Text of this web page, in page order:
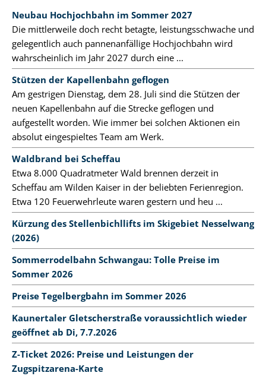
Neubau Hochjochbahn im Sommer 2027
Die mittlerweile doch recht betagte, leistungsschwache und
gelegentlich auch pannenanfällige Hochjochbahn wird
wahrscheinlich im Jahr 2027 durch eine ...
Stützen der Kapellenbahn geflogen
Am gestrigen Dienstag, dem 28. Juli sind die Stützen der
neuen Kapellenbahn auf die Strecke geflogen und
aufgestellt worden. Wie immer bei solchen Aktionen ein
absolut eingespieltes Team am Werk.
Waldbrand bei Scheffau
Etwa 8.000 Quadratmeter Wald brennen derzeit in
Scheffau am Wilden Kaiser in der beliebten Ferienregion.
Etwa 120 Feuerwehrleute waren gestern und heu ...
Kürzung des Stellenbichllifts im Skigebiet Nesselwang
(2026)
Sommerrodelbahn Schwangau: Tolle Preise im
Sommer 2026
Preise Tegelbergbahn im Sommer 2026
Kaunertaler Gletscherstraße voraussichtlich wieder
geöffnet ab Di, 7.7.2026
Z-Ticket 2026: Preise und Leistungen der
Zugspitzarena-Karte